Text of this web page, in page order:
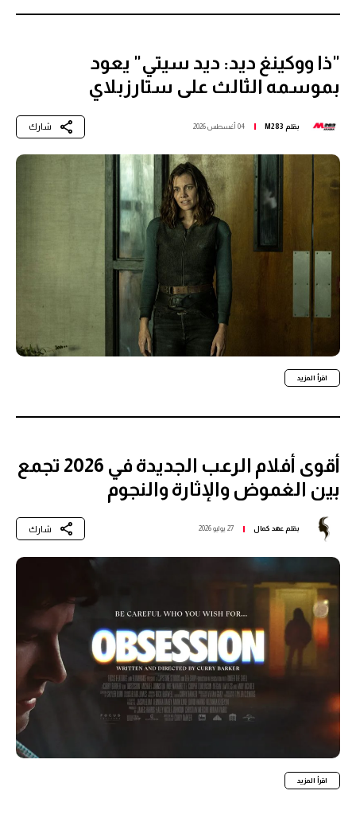
"ذا ووكينغ ديد: ديد سيتي" يعود
بموسمه الثالث على ستارزبلاي
بقلم M283 04 أغسطس 2026 شارك
اقرأ المزيد
أقوى أفلام الرعب الجديدة في 2026 تجمع
بين الغموض والإثارة والنجوم
بقلمعهد كمال 27 يوليو 2026 شارك
اقرأ المزيد